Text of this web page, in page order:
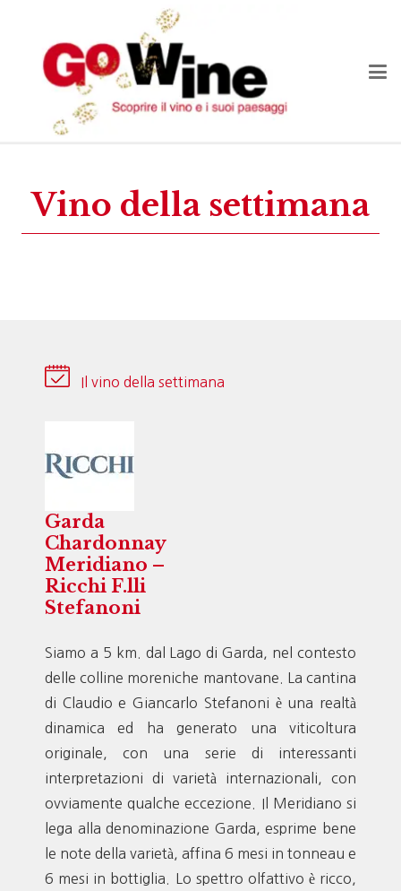
Vino della settimana
Il vino della settimana
Garda
Chardonnay
Meridiano –
Ricchi F.lli
Stefanoni
Siamo a 5 km. dal Lago di Garda, nel contesto
delle colline moreniche mantovane. La cantina
di Claudio e Giancarlo Stefanoni è una realtà
dinamica ed ha generato una viticoltura
originale, con una serie di interessanti
interpretazioni di varietà internazionali, con
ovviamente qualche eccezione. Il Meridiano si
lega alla denominazione Garda, esprime bene
le note della varietà, affina 6 mesi in tonneau e
6 mesi in bottiglia. Lo spettro olfattivo è ricco,